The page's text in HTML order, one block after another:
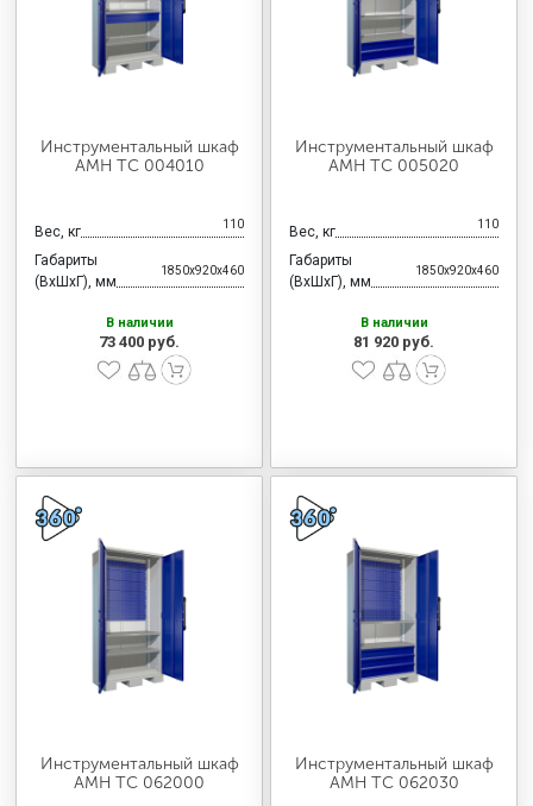
Инструментальный шкаф
AMH TC 004010
Вес, кг 110
Габариты
(ВхШхГ), мм
1850x920x460
В наличии
73 400 руб.
Инструментальный шкаф
AMH TC 005020
Вес, кг 110
Габариты
(ВхШхГ), мм
1850x920x460
В наличии
81 920 руб.
Инструментальный шкаф
AMH TC 062000
Инструментальный шкаф
AMH TC 062030